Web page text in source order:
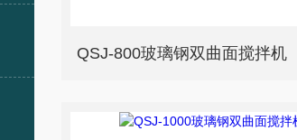
QSJ-800玻璃钢双曲面搅拌机